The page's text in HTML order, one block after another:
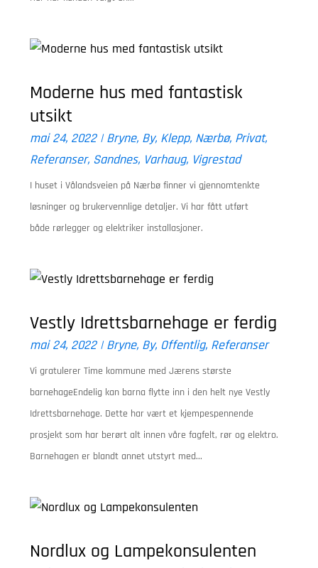
Moderne hus med fantastisk
utsikt
mai 24, 2022|Bryne, By, Klepp, Nærbø, Privat,
Referanser, Sandnes, Varhaug, Vigrestad
I huset i Vålandsveien på Nærbø finner vi gjennomtenkte
løsninger og brukervennlige detaljer. Vi har fått utført
både rørlegger og elektriker installasjoner.
Vestly Idrettsbarnehage er ferdig
mai 24, 2022|Bryne, By, Offentlig, Referanser
Vi gratulerer Time kommune med Jærens største
barnehageEndelig kan barna flytte inn i den helt nye Vestly
Idrettsbarnehage. Dette har vært et kjempespennende
prosjekt som har berørt alt innen våre fagfelt, rør og elektro.
Barnehagen er blandt annet utstyrt med...
Nordlux og Lampekonsulenten